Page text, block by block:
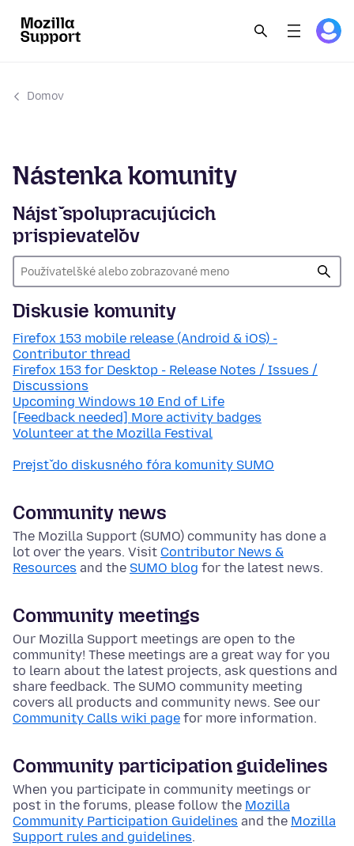
Domov
Nástenka komunity
Nájsť spolupracujúcich
prispievateľov
Diskusie komunity
Firefox 153 mobile release (Android & iOS) -
Contributor thread
Firefox 153 for Desktop - Release Notes / Issues /
Discussions
Upcoming Windows 10 End of Life
[Feedback needed] More activity badges
Volunteer at the Mozilla Festival
Prejsť do diskusného fóra komunity SUMO
Community news
The Mozilla Support (SUMO) community has done a
lot over the years. Visit Contributor News &
Resources and the SUMO blog for the latest news.
Community meetings
Our Mozilla Support meetings are open to the
community! These meetings are a great way for you
to learn about the latest projects, ask questions and
share feedback. The SUMO community meeting
covers all products and community news. See our
Community Calls wiki page for more information.
Community participation guidelines
When you participate in community meetings or
post in the forums, please follow the Mozilla
Community Participation Guidelines and the Mozilla
Support rules and guidelines.